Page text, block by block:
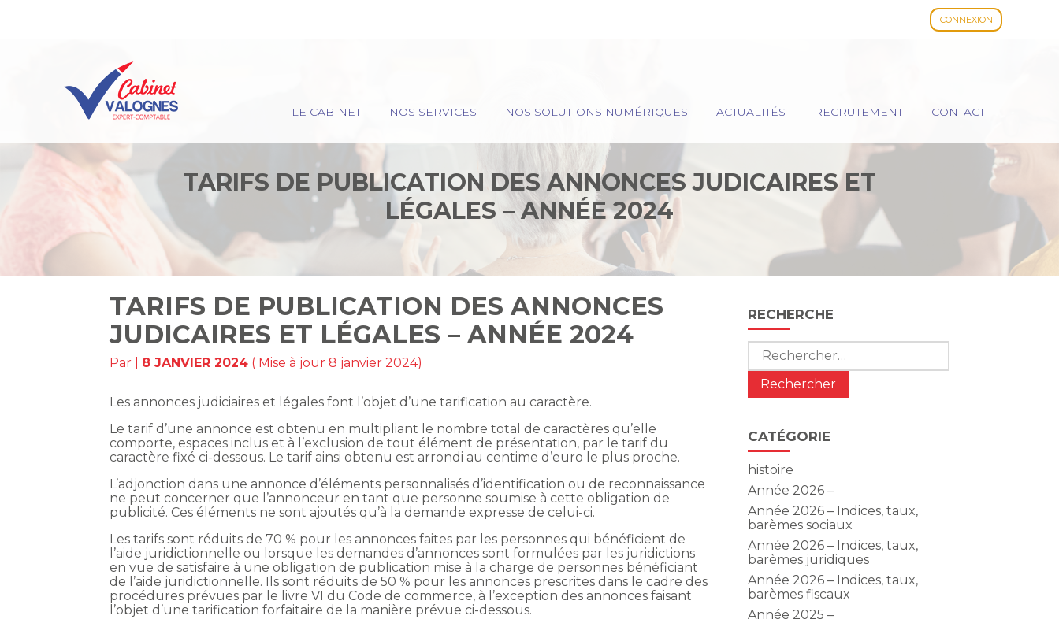
CONNEXION
au
contenu
Principal
LE CABINET NOS SERVICES NOS SOLUTIONS NUMÉRIQUES ACTUALITÉS RECRUTEMENT CONTACT
TARIFS DE PUBLICATION DES ANNONCES JUDICAIRES ET
LÉGALES – ANNÉE 2024
TARIFS DE PUBLICATION DES ANNONCES
JUDICAIRES ET LÉGALES – ANNÉE 2024
Par 8 JANVIER 2024 ( Mise à jour 8 janvier 2024)
Les annonces judiciaires et légales font l’objet d’une tarification au caractère.
Le tarif d’une annonce est obtenu en multipliant le nombre total de caractères qu’elle
comporte, espaces inclus et à l’exclusion de tout élément de présentation, par le tarif du
caractère fixé ci-dessous. Le tarif ainsi obtenu est arrondi au centime d’euro le plus proche.
L’adjonction dans une annonce d’éléments personnalisés d’identification ou de reconnaissance
ne peut concerner que l’annonceur en tant que personne soumise à cette obligation de
publicité. Ces éléments ne sont ajoutés qu’à la demande expresse de celui-ci.
Les tarifs sont réduits de 70 % pour les annonces faites par les personnes qui bénéficient de
l’aide juridictionnelle ou lorsque les demandes d’annonces sont formulées par les juridictions
en vue de satisfaire à une obligation de publication mise à la charge de personnes bénéficiant
de l’aide juridictionnelle. Ils sont réduits de 50 % pour les annonces prescrites dans le cadre des
procédures prévues par le livre VI du Code de commerce, à l’exception des annonces faisant
l’objet d’une tarification forfaitaire de la manière prévue ci-dessous.
Blog
sidebar
RECHERCHE
Rechercher :
CATÉGORIE
histoire
Année 2026 –
Année 2026 – Indices, taux,
barèmes sociaux
Année 2026 – Indices, taux,
barèmes juridiques
Année 2026 – Indices, taux,
barèmes fiscaux
Année 2025 –